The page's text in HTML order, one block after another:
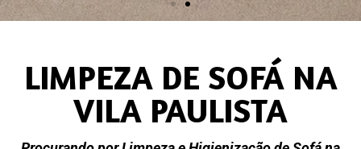
LIMPEZA DE SOFÁ NA
VILA PAULISTA